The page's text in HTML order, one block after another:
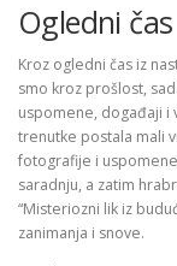
RODITELJI
PRODUŽENI
Ogledni čas
Kroz ogledni čas iz
smo kroz prošlost,
uspomene, događaji i
trenutke postala mali
fotografije i
saradnju, a zatim
“Misteriozni lik iz
zanimanja i snove.